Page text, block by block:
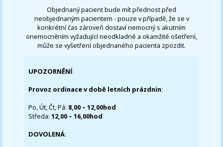
Objednaný pacient bude mít přednost před
neobjednaným pacientem - pouze v případě, že se v
konkrétní čas zároveň dostaví nemocný s akutním
onemocněním vyžadující neodkladné a okamžité ošetření,
může se vyšetření objednaného pacienta zpozdit.
UPOZORNĚNÍ:
Provoz ordinace v době letních prázdnin:
Po, Út, Čt, Pá: 8,00 – 12,00hod
Středa:12,00 – 16,00hod
DOVOLENÁ: